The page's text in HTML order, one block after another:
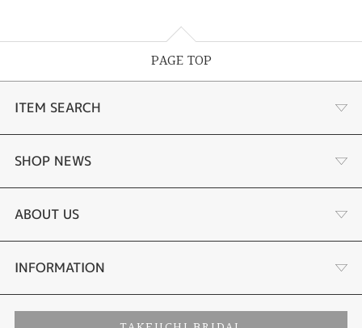
PAGE TOP
ITEM SEARCH
婚約指輪
結婚指輪
セットリング
婚約ネックレス
SHOP NEWS
選ばれる理由まとめ
お客様の声
プロポーズサポート
ABOUT US
会社概要
INFORMATION